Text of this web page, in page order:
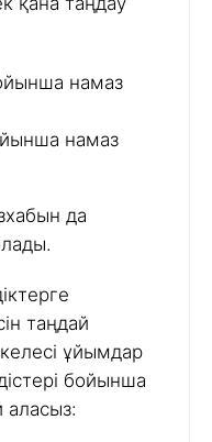
намаз
намаз
да
таңдай
келесі ұйымдар
бойынша
аласыз: